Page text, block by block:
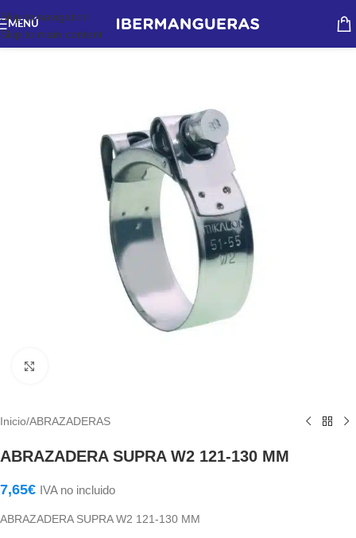
Skip to navigation
Skip to main content
MENÚ
Inicio/ABRAZADERAS
ABRAZADERA SUPRA W2 121-130 MM
7,65€ IVA no incluido
ABRAZADERA SUPRA W2 121-130 MM